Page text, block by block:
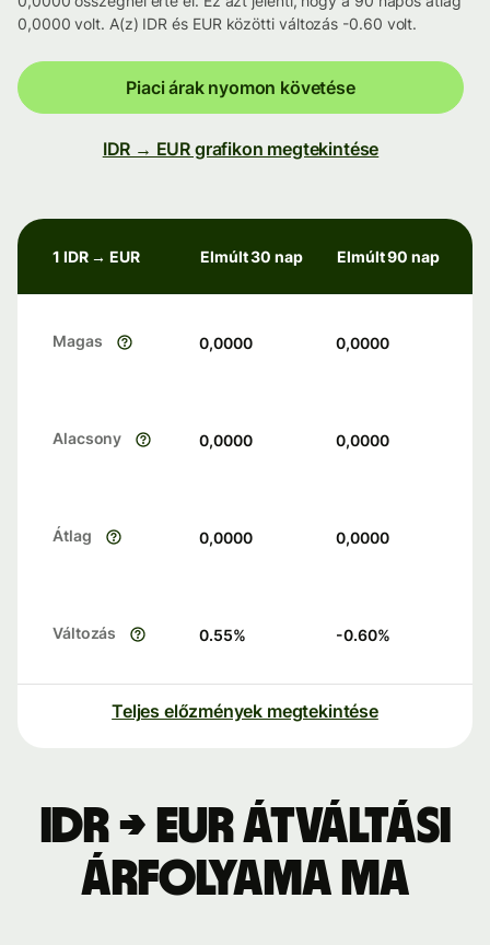
0,0000 volt. A(z) IDR és EUR közötti változás -0.60 volt.
Piaci árak nyomon követése
IDR → EUR grafikon megtekintése
1 IDR → EUR Elmúlt 30 nap Elmúlt 90 nap
Magas 0,0000 0,0000
Alacsony 0,0000 0,0000
Átlag 0,0000 0,0000
Változás 0.55% -0.60%
Teljes előzmények megtekintése
IDR → EUR átváltási
árfolyama ma